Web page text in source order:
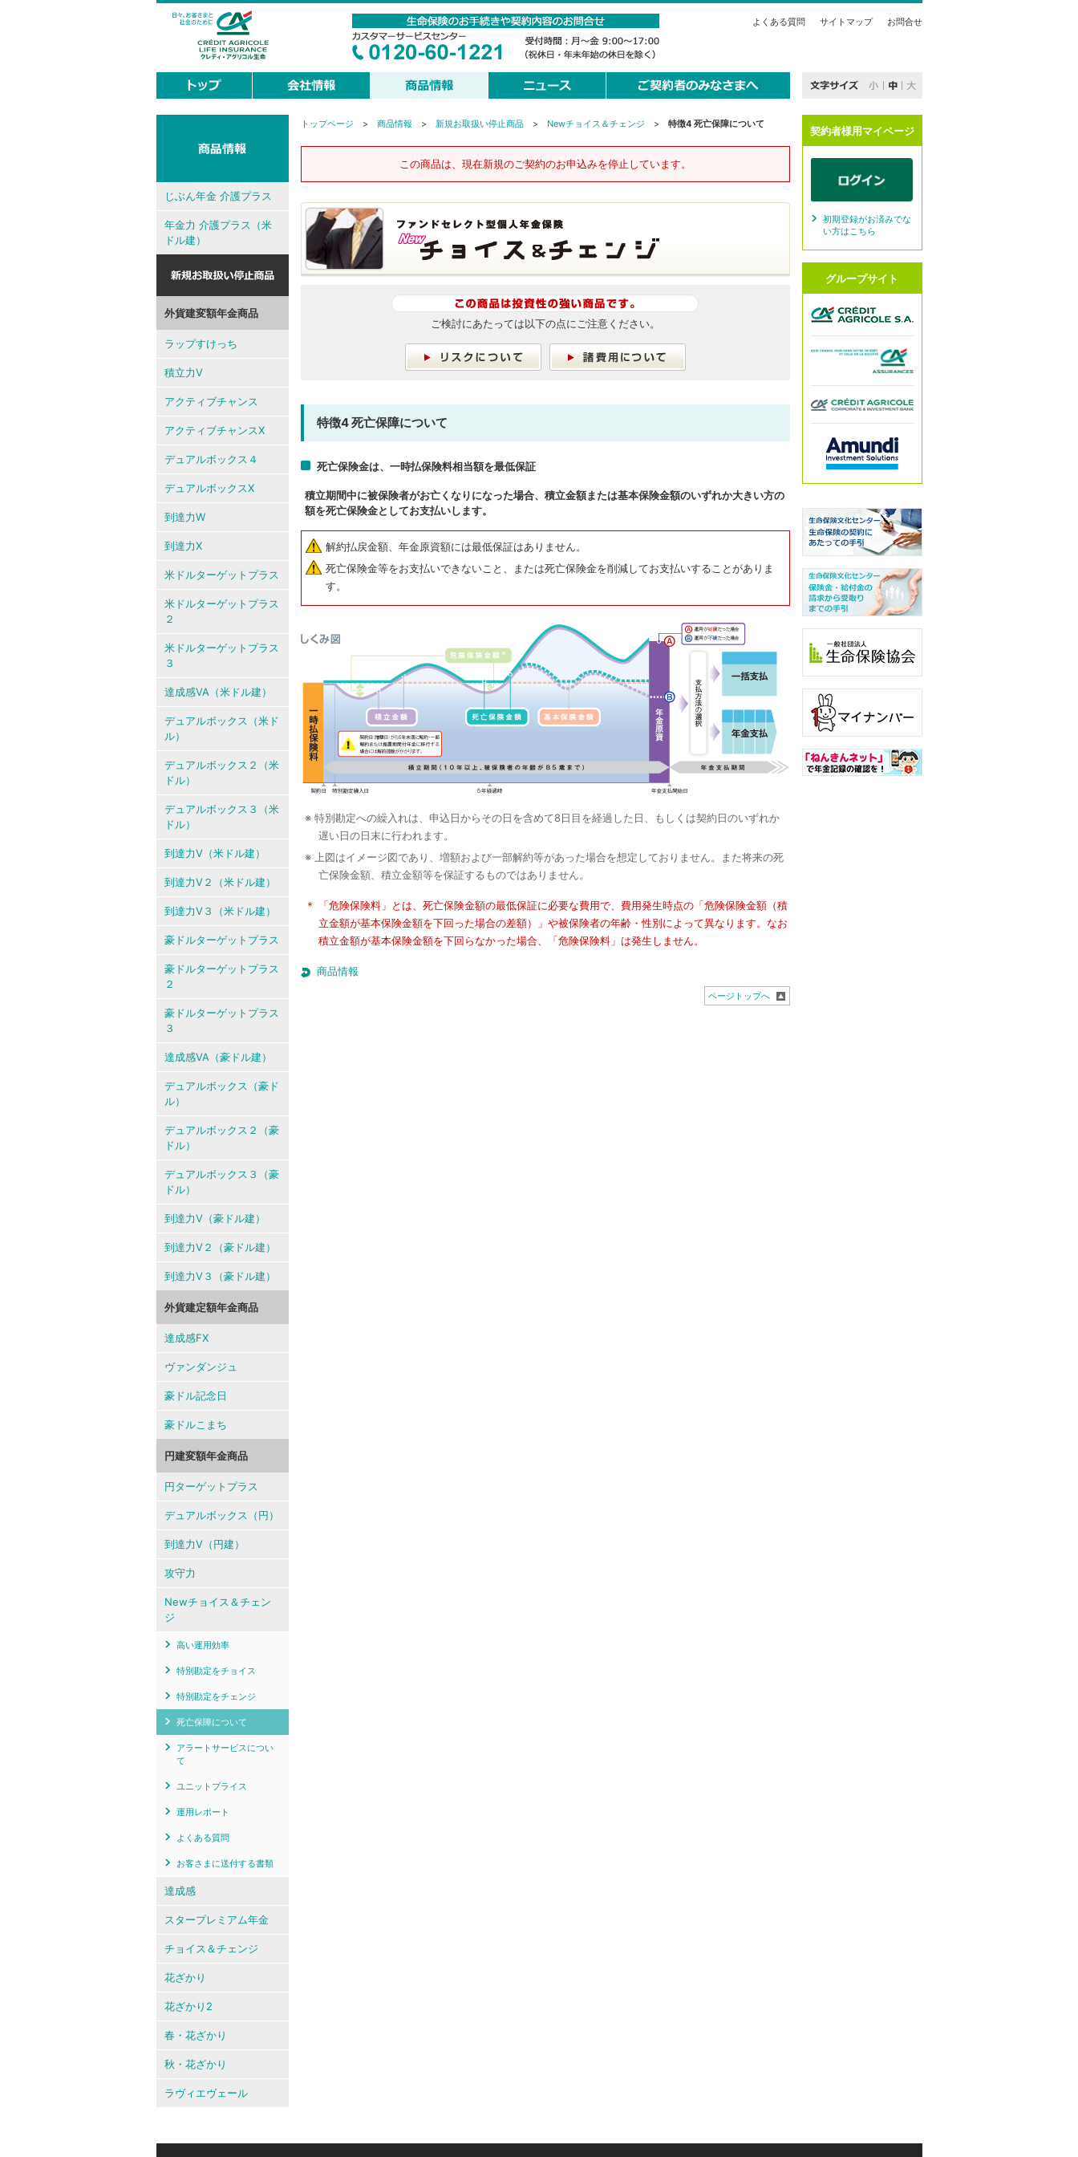
よくある質問 サイトマップ お問合せ
現
トップページ > 商品情報 > 新規お取扱い停止商品> Newチョイス＆チェンジ > 特徴4 死亡保障について
この商品は、現在新規のご契約のお申込みを停止しています。
ご検討にあたっては以下の点にご注意ください。
特徴4 死亡保障について
死亡保険金は、一時払保険料相当額を最低保証
積立期間中に被保険者がお亡くなりになった場合、積立金額または基本保険金額のいずれか大きい方の
額を死亡保険金としてお支払いします。
解約払戻金額、年金原資額には最低保証はありません。
死亡保険金等をお支払いできないこと、または死亡保険金を削減してお支払いすることがありま
す。
※ 特別勘定への繰入れは、申込日からその日を含めて8日目を経過した日、もしくは契約日のいずれか
遅い日の日末に行われます。
※ 上図はイメージ図であり、増額および一部解約等があった場合を想定しておりません。また将来の死
亡保険金額、積立金額等を保証するものではありません。
＊ 「危険保険料」とは、死亡保険金額の最低保証に必要な費用で、費用発生時点の「危険保険金額（積
立金額が基本保険金額を下回った場合の差額）」や被保険者の年齢・性別によって異なります。なお
積立金額が基本保険金額を下回らなかった場合、「危険保険料」は発生しません。
商品情報
ページトップへ
じぶん年金 介護プラス
年金力 介護プラス（米
ドル建）
外貨建変額年金商品
ラップすけっち
積立力V
アクティブチャンス
アクティブチャンスX
デュアルボックス４
デュアルボックスX
到達力W
到達力X
米ドルターゲットプラス
米ドルターゲットプラス
２
米ドルターゲットプラス
３
達成感VA（米ドル建）
デュアルボックス（米ド
ル）
デュアルボックス２（米
ドル）
デュアルボックス３（米
ドル）
到達力V（米ドル建）
到達力V２（米ドル建）
到達力V３（米ドル建）
豪ドルターゲットプラス
豪ドルターゲットプラス
２
豪ドルターゲットプラス
３
達成感VA（豪ドル建）
デュアルボックス（豪ド
ル）
デュアルボックス２（豪
ドル）
デュアルボックス３（豪
ドル）
到達力V（豪ドル建）
到達力V２（豪ドル建）
到達力V３（豪ドル建）
外貨建定額年金商品
達成感FX
ヴァンダンジュ
豪ドル記念日
豪ドルこまち
円建変額年金商品
円ターゲットプラス
デュアルボックス（円）
到達力V（円建）
攻守力
Newチョイス＆チェン
ジ
高い運用効率
特別勘定をチョイス
特別勘定をチェンジ
死亡保障について
アラートサービスについ
て
ユニットプライス
運用レポート
よくある質問
お客さまに送付する書類
達成感
スタープレミアム年金
チョイス＆チェンジ
花ざかり
花ざかり2
春・花ざかり
秋・花ざかり
ラヴィエヴェール
契約者様用マイページ
初期登録がお済みでな
い方はこちら
グループサイト